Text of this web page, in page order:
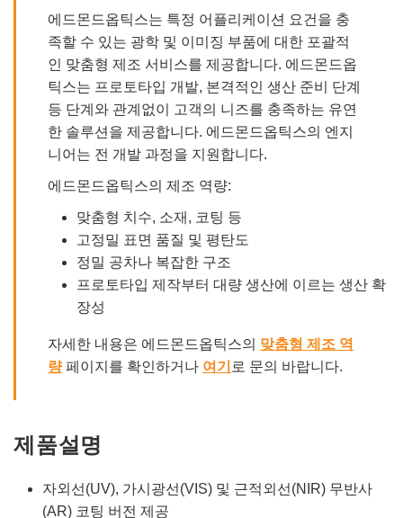
에드몬드옵틱스는 특정 어플리케이션 요건을 충
족할 수 있는 광학 및 이미징 부품에 대한 포괄적
인 맞춤형 제조 서비스를 제공합니다. 에드몬드옵
틱스는 프로토타입 개발, 본격적인 생산 준비 단계
등 단계와 관계없이 고객의 니즈를 충족하는 유연
한 솔루션을 제공합니다. 에드몬드옵틱스의 엔지
니어는 전 개발 과정을 지원합니다.
에드몬드옵틱스의 제조 역량:
맞춤형 치수, 소재, 코팅 등
고정밀 표면 품질 및 평탄도
정밀 공차나 복잡한 구조
프로토타입 제작부터 대량 생산에 이르는 생산 확
장성
자세한 내용은 에드몬드옵틱스의 맞춤형 제조 역
량페이지를 확인하거나 여기 로 문의 바랍니다.
제품설명
자외선(UV), 가시광선(VIS) 및 근적외선(NIR) 무반사
(AR) 코팅 버전 제공